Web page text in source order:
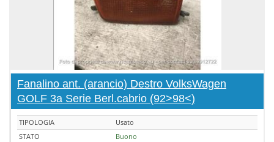
Fanalino ant. (arancio) Destro VolksWagen
GOLF 3a Serie Berl.cabrio (92>98<)
TIPOLOGIA
Usato
STATO
Buono